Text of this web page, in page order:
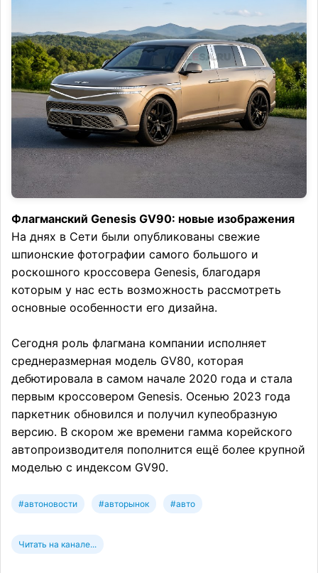
Флагманский Genesis GV90: новые изображения
На днях в Сети были опубликованы свежие
шпионские фотографии самого большого и
роскошного кроссовера Genesis, благодаря
которым у нас есть возможность рассмотреть
основные особенности его дизайна.
Сегодня роль флагмана компании исполняет
среднеразмерная модель GV80, которая
дебютировала в самом начале 2020 года и стала
первым кроссовером Genesis. Осенью 2023 года
паркетник обновился и получил купеобразную
версию. В скором же времени гамма корейского
автопроизводителя пополнится ещё более крупной
моделью с индексом GV90.
#автоновости #авторынок #авто
Читать на канале...